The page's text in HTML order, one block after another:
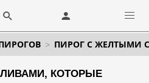
ПИРОГ С ЖЕЛТЫМИ
КОТОРЫЕ